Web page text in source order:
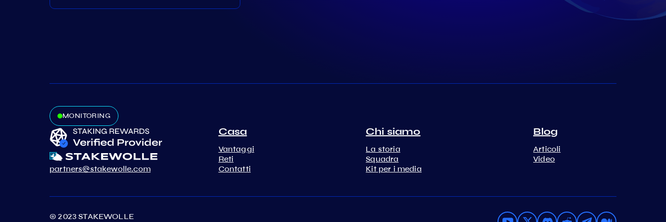
MONITORING
partners@stakewolle.com
Casa
Vantaggi
Reti
Contatti
Chi siamo
La storia
Squadra
Kit per i media
Blog
Articoli
Video
© 2023 STAKEWOLLE